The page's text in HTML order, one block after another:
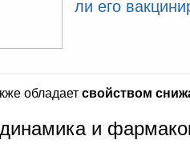
ли его
обладает свойством
и